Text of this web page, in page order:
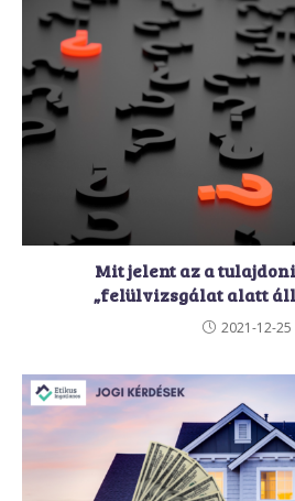
Mit jelent az a
„felülvizsgálat alatt
2021-12-25